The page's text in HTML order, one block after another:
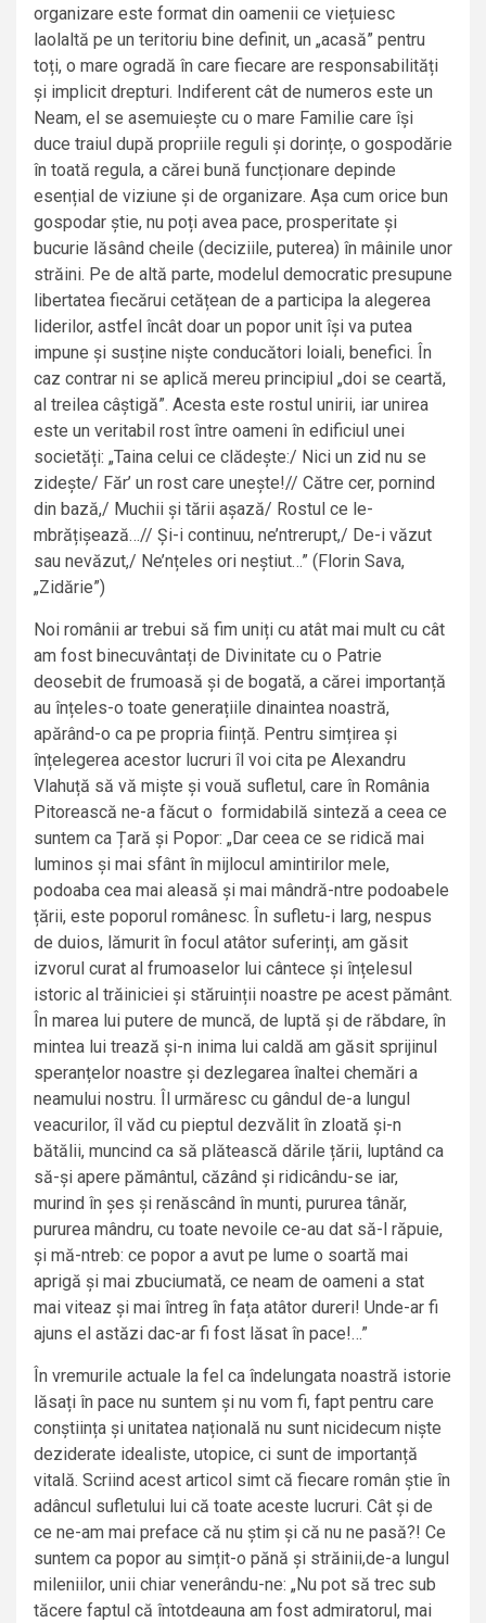
organizare este format din oamenii ce viețuiesc
laolaltă pe un teritoriu bine definit, un „acasă” pentru
toți, o mare ogradă în care fiecare are responsabilități
și implicit drepturi. Indiferent cât de numeros este un
Neam, el se asemuiește cu o mare Familie care își
duce traiul după propriile reguli și dorințe, o gospodărie
în toată regula, a cărei bună funcționare depinde
esențial de viziune și de organizare. Așa cum orice bun
gospodar știe, nu poți avea pace, prosperitate și
bucurie lăsând cheile (deciziile, puterea) în mâinile unor
străini. Pe de altă parte, modelul democratic presupune
libertatea fiecărui cetățean de a participa la alegerea
liderilor, astfel încât doar un popor unit își va putea
impune și susține niște conducători loiali, benefici. În
caz contrar ni se aplică mereu principiul „doi se ceartă,
al treilea câștigă”. Acesta este rostul unirii, iar unirea
este un veritabil rost între oameni în edificiul unei
societăți: „Taina celui ce clădește:/ Nici un zid nu se
zidește/ Făr’ un rost care unește!// Către cer, pornind
din bază,/ Muchii și tării așază/ Rostul ce le-
mbrățișează…// Și-i continuu, ne’ntrerupt,/ De-i văzut
sau nevăzut,/ Ne’nțeles ori neștiut…” (Florin Sava,
„Zidărie”)
Noi românii ar trebui să fim uniți cu atât mai mult cu cât
am fost binecuvântați de Divinitate cu o Patrie
deosebit de frumoasă și de bogată, a cărei importanță
au înțeles-o toate generațiile dinaintea noastră,
apărând-o ca pe propria ființă. Pentru simțirea și
înțelegerea acestor lucruri îl voi cita pe Alexandru
Vlahuță să vă miște și vouă sufletul, care în România
Pitorească ne-a făcut o formidabilă sinteză a ceea ce
suntem ca Țară și Popor: „Dar ceea ce se ridică mai
luminos și mai sfânt în mijlocul amintirilor mele,
podoaba cea mai aleasă și mai mândră-ntre podoabele
țării, este poporul românesc. În sufletu-i larg, nespus
de duios, lămurit în focul atâtor suferinți, am găsit
izvorul curat al frumoaselor lui cântece și înțelesul
istoric al trăiniciei și stăruinții noastre pe acest pământ.
În marea lui putere de muncă, de luptă și de răbdare, în
mintea lui trează și-n inima lui caldă am găsit sprijinul
speranțelor noastre și dezlegarea înaltei chemări a
neamului nostru. Îl urmăresc cu gândul de-a lungul
veacurilor, îl văd cu pieptul dezvălit în zloată și-n
bătălii, muncind ca să plătească dările țării, luptând ca
să-și apere pământul, căzând și ridicându-se iar,
murind în șes și renăscând în munti, pururea tânăr,
pururea mândru, cu toate nevoile ce-au dat să-l răpuie,
și mă-ntreb: ce popor a avut pe lume o soartă mai
aprigă și mai zbuciumată, ce neam de oameni a stat
mai viteaz și mai întreg în fața atâtor dureri! Unde-ar fi
ajuns el astăzi dac-ar fi fost lăsat în pace!…”
În vremurile actuale la fel ca îndelungata noastră istorie
lăsați în pace nu suntem și nu vom fi, fapt pentru care
conștiința și unitatea națională nu sunt nicidecum niște
deziderate idealiste, utopice, ci sunt de importanță
vitală. Scriind acest articol simt că fiecare român știe în
adâncul sufletului lui că toate aceste lucruri. Cât și de
ce ne-am mai preface că nu știm și că nu ne pasă?! Ce
suntem ca popor au simțit-o pănă și străinii,de-a lungul
mileniilor, unii chiar venerându-ne: „Nu pot să trec sub
tăcere faptul că întotdeauna am fost admiratorul, mai